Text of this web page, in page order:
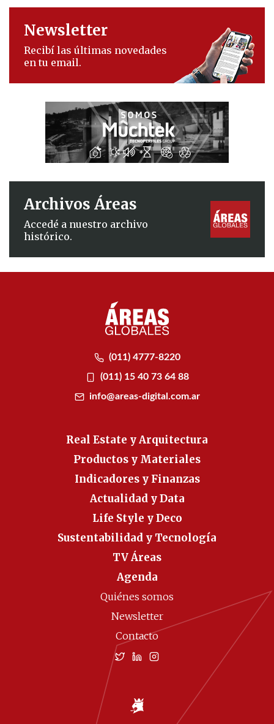
Newsletter
Recibí las últimas novedades
en tu email.
Archivos Áreas
Accedé a nuestro archivo
histórico.
(011) 4777-8220
(011) 15 40 73 64 88
info@areas-digital.com.ar
Real Estate y Arquitectura
Productos y Materiales
Indicadores y Finanzas
Actualidad y Data
Life Style y Deco
Sustentabilidad y Tecnología
TV Áreas
Agenda
Quiénes somos
Newsletter
Contacto